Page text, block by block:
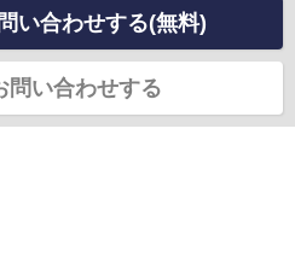
い合わせする(無料)
問い合わせする